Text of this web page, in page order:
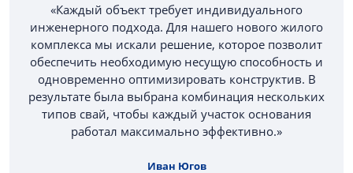
«Каждый объект требует индивидуального
инженерного подхода. Для нашего нового жилого
комплекса мы искали решение, которое позволит
обеспечить необходимую несущую способность и
одновременно оптимизировать конструктив. В
результате была выбрана комбинация нескольких
типов свай, чтобы каждый участок основания
работал максимально эффективно.»
Иван Югов